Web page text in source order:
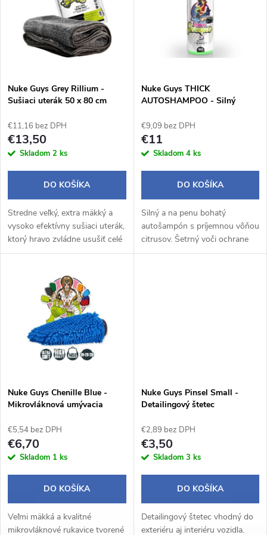
e
p
r
d
u
s
p
r
o
d
u
k
Nuke Guys Grey Rillium -
Sušiaci uterák 50 x 80 cm
€11,16 bez DPH
€13,50
Skladom 2 ks
DO KOŠÍKA
Stredne veľký, extra mäkký a
vysoko efektívny sušiaci uterák,
ktorý hravo zvládne usušiť celé
vozidlo. 50x80cm. Hustota
Nuke Guys THICK
AUTOSHAMPOO - Silný
€9,09 bez DPH
€11
Skladom 4 ks
DO KOŠÍKA
Silný a na penu bohatý
autošampón s príjemnou vôňou
citrusov. Šetrný voči ochrane
laku.
Nuke Guys Chenille Blue -
Mikrovláknová umývacia
€5,54 bez DPH
€6,70
Skladom 1 ks
DO KOŠÍKA
Veľmi mäkká a kvalitné
mikrovláknové rukavice tvorené
Nuke Guys Pinsel Small -
Detailingový štetec
€2,89 bez DPH
€3,50
Skladom 3 ks
DO KOŠÍKA
Detailingový štetec vhodný do
exteriéru aj interiéru vozidla.